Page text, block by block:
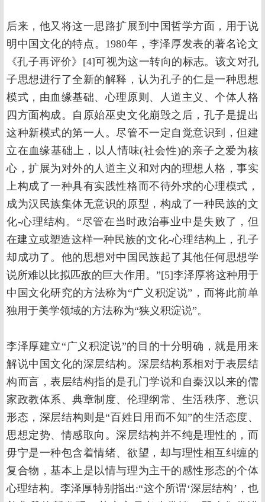
后来，他又将这一思路扩展到中国哲学方面，用于说
明中国文化的特点。1980年，李泽厚发表的著名论文
《孔子再评价》[4]可视为这一转向的标志。该文对孔
子思想进行了全新的解释，认为孔子的仁是一种思想
模式，由血缘基础、心理原则、人道主义、个体人格
四方面构成。自原始巫史文化崩毁之后，孔子是提出
这种新模式的第一人。尽管不一定自觉意识到，但建
立在血缘基础上，以人情味(社会性)的亲子之爱为核
心，扩展为对外的人道主义和对内的理想人格，事实
上构成了一种具有实践性格而不待外求的心理模式，
成为汉民族集体无意识的原型，构成了一种民族的文
化-心理结构。“尽管在当时政治事业中是失败了，但
在建立或塑造这样一种民族的文化-心理结构上，孔子
却成功了。他的思想对中国民族起了其他任何思想学
说所难以比拟匹敌的巨大作用。”[5]李泽厚将这种用于
中国文化研究的方法称为“广义积淀说”，而将此前单
独用于美学领域的方法称为“狭义积淀说”。
李泽厚建立“广义积淀说”的目的十分明确，就是用来
解说中国文化的深层结构。深层结构系相对于表层结
构而言，表层结构指的是孔门学说和自秦汉以来的儒
家政教体系、典章制度、伦理纲常、生活秩序、意识
形态，深层结构则是“百姓日用而不知”的生活态度、
思想定势、情感取向。深层结构并不纯是理性的，而
毋宁是一种包含着情绪、欲望，却与理性相互纠缠的
复合物，基本上是以情与理为主干的感性形态的个体
心理结构。李泽厚特别指出:“这个所谓‘深层结构’，也